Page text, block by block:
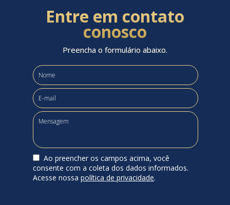
Entre em contato
conosco
Preencha o formulário abaixo.
Ao preencher os campos acima, você
consente com a coleta dos dados informados.
Acesse nossa política de privacidade.